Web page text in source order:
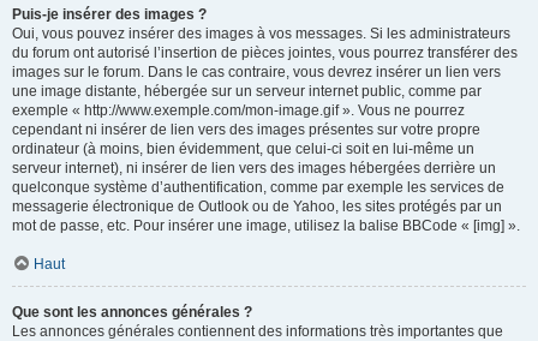
Puis-je insérer des images ?
Oui, vous pouvez insérer des images à vos messages. Si les administrateurs
du forum ont autorisé l’insertion de pièces jointes, vous pourrez transférer des
images sur le forum. Dans le cas contraire, vous devrez insérer un lien vers
une image distante, hébergée sur un serveur internet public, comme par
exemple « http://www.exemple.com/mon-image.gif ». Vous ne pourrez
cependant ni insérer de lien vers des images présentes sur votre propre
ordinateur (à moins, bien évidemment, que celui-ci soit en lui-même un
serveur internet), ni insérer de lien vers des images hébergées derrière un
quelconque système d’authentification, comme par exemple les services de
messagerie électronique de Outlook ou de Yahoo, les sites protégés par un
mot de passe, etc. Pour insérer une image, utilisez la balise BBCode « [img] ».
Haut
Que sont les annonces générales ?
Les annonces générales contiennent des informations très importantes que